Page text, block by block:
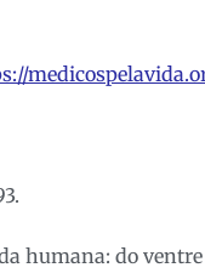
humana: do